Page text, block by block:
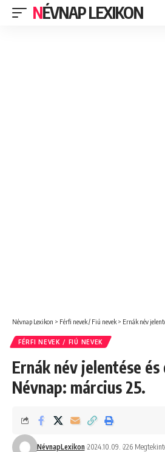
NÉVNAP LEXIKON
Névnap Lexikon > Férfi nevek / Fiú nevek > Ernák név
FÉRFI NEVEK / FIÚ NEVEK
Ernák név jelentése
Névnap: március 25.
NévnapLexikon 2024.10.09. 226